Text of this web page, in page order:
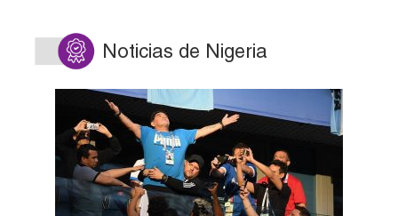
Noticias de Nigeria